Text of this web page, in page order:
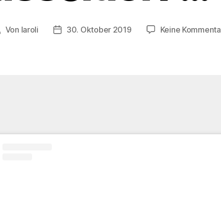
Von laroli Veröffentlichungsdatum
30. Oktober 2019 Keine